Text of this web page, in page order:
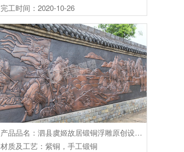
完工时间：2020-10-26
产品品名：泗县虞姬故居锻铜浮雕原创设计及施工定制项目
材质及工艺：紫铜，手工锻铜